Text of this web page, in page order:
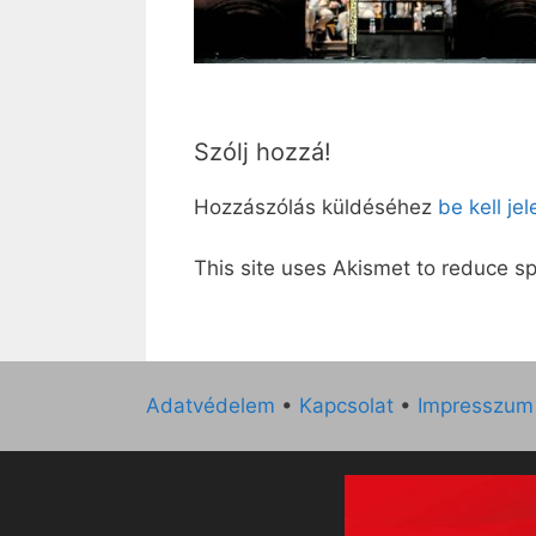
Szólj hozzá!
Hozzászólás küldéséhez be kell
This site uses Akismet to reduce
Adatvédelem • Kapcsolat • Impresszum